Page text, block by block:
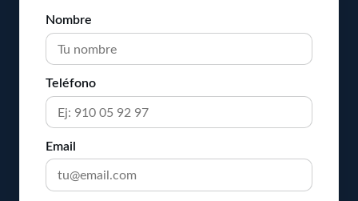
Nombre
Teléfono
Email